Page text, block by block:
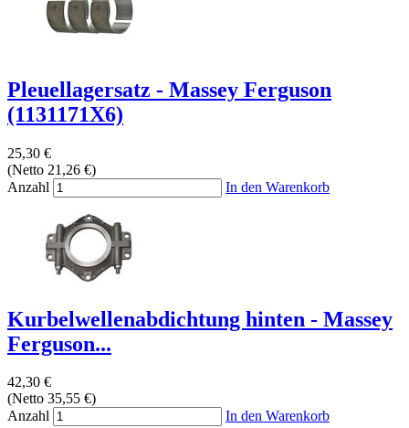
Pleuellagersatz - Massey Ferguson
(1131171X6)
25,30 €
(Netto 21,26 €)
Anzahl
In den Warenkorb
Kurbelwellenabdichtung hinten - Massey
Ferguson...
42,30 €
(Netto 35,55 €)
Anzahl
In den Warenkorb